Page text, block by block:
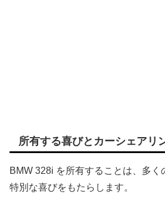
所有する喜びとカーシェアリ
BMW 328i を所有することは、多く
特別な喜びをもたらします。